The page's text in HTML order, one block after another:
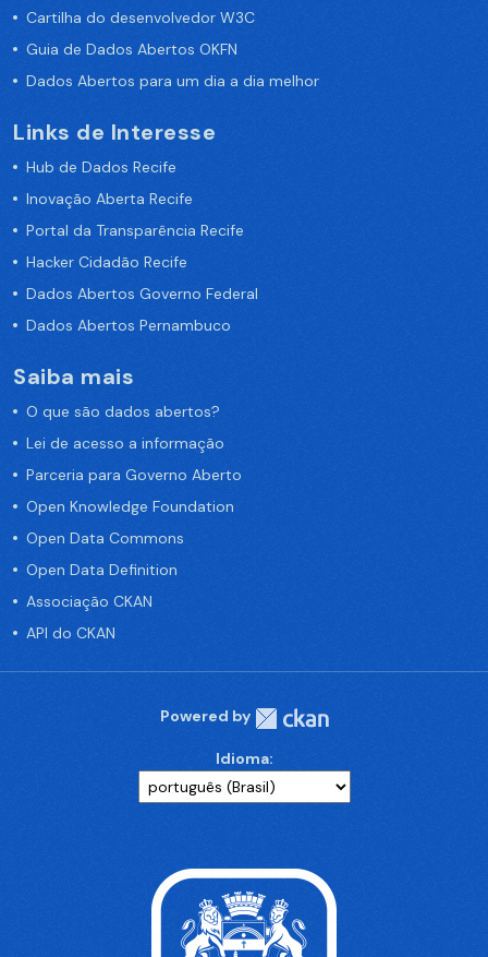
Cartilha do desenvolvedor W3C
Guia de Dados Abertos OKFN
Dados Abertos para um dia a dia melhor
Links de Interesse
Hub de Dados Recife
Inovação Aberta Recife
Portal da Transparência Recife
Hacker Cidadão Recife
Dados Abertos Governo Federal
Dados Abertos Pernambuco
Saiba mais
O que são dados abertos?
Lei de acesso a informação
Parceria para Governo Aberto
Open Knowledge Foundation
Open Data Commons
Open Data Definition
Associação CKAN
API do CKAN
Powered by
Idioma